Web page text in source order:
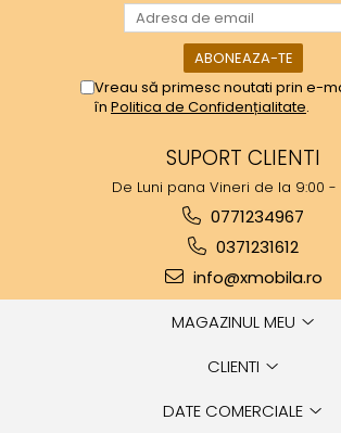
Vreau să primesc noutati prin e-
în Politica de Confidențialitate.
SUPORT CLIENTI
De Luni pana Vineri de la 9:00 -
0771234967
0371231612
info@xmobila.ro
MAGAZINUL MEU
CLIENTI
DATE COMERCIALE